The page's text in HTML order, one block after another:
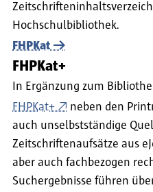
Hochschulbibliothek.
FHPKat
FHPKat+
In Ergänzung zum
FHPKat+
neben den
auch unselbstständige
Zeitschriftenaufsätze aus
aber auch fachbezogen
Suchergebnisse führen